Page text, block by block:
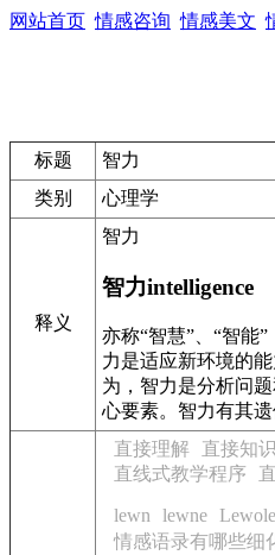
网站首页 情感咨询 情感美文
标题
智力
类别
心理学
释义
智力
智力intelligence
亦称“智慧”、“智能
力是适应新环境的
为，智力是分析问
心要素。智力有其
直接理解 直接知识
直线式教学程序
lewn
lewne
情感语录有哪些细